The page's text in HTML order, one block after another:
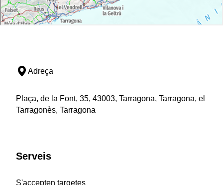
Adreça
Plaça, de la Font, 35, 43003, Tarragona, Tarragona, el
Tarragonès, Tarragona
Serveis
S'accepten targetes